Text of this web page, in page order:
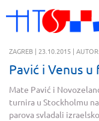
ZAGREB | 23.10.2015 |
Pavić i Venus
Mate Pavić i
turnira u Stockholmu
parova svladali